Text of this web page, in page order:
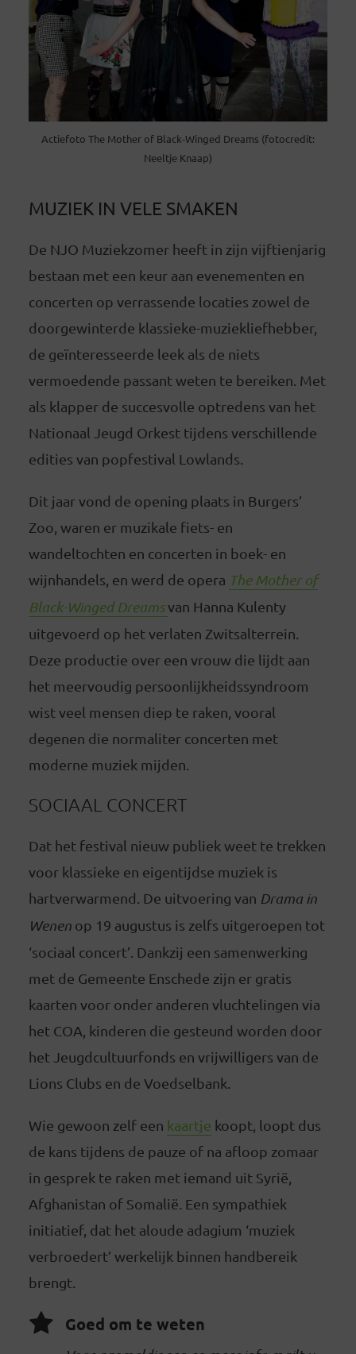
Actiefoto The Mother of Black-Winged Dreams (fotocredit:
Neeltje Knaap)
MUZIEK IN VELE SMAKEN
De NJO Muziekzomer heeft in zijn vijftienjarig
bestaan met een keur aan evenementen en
concerten op verrassende locaties zowel de
doorgewinterde klassieke-muziekliefhebber,
de geïnteresseerde leek als de niets
vermoedende passant weten te bereiken. Met
als klapper de succesvolle optredens van het
Nationaal Jeugd Orkest tijdens verschillende
edities van popfestival Lowlands.
Dit jaar vond de opening plaats in Burgers’
Zoo, waren er muzikale fiets- en
wandeltochten en concerten in boek- en
wijnhandels, en werd de opera The Mother of
Black-Winged Dreamsvan Hanna Kulenty
uitgevoerd op het verlaten Zwitsalterrein.
Deze productie over een vrouw die lijdt aan
het meervoudig persoonlijkheidssyndroom
wist veel mensen diep te raken, vooral
degenen die normaliter concerten met
moderne muziek mijden.
SOCIAAL CONCERT
Dat het festival nieuw publiek weet te trekken
voor klassieke en eigentijdse muziek is
hartverwarmend. De uitvoering van Drama in
Wenenop 19 augustus is zelfs uitgeroepen tot
‘sociaal concert’. Dankzij een samenwerking
met de Gemeente Enschede zijn er gratis
kaarten voor onder anderen vluchtelingen via
het COA, kinderen die gesteund worden door
het Jeugdcultuurfonds en vrijwilligers van de
Lions Clubs en de Voedselbank.
Wie gewoon zelf een kaartje koopt, loopt dus
de kans tijdens de pauze of na afloop zomaar
in gesprek te raken met iemand uit Syrië,
Afghanistan of Somalië. Een sympathiek
initiatief, dat het aloude adagium ‘muziek
verbroedert’ werkelijk binnen handbereik
brengt.
Goed om te weten